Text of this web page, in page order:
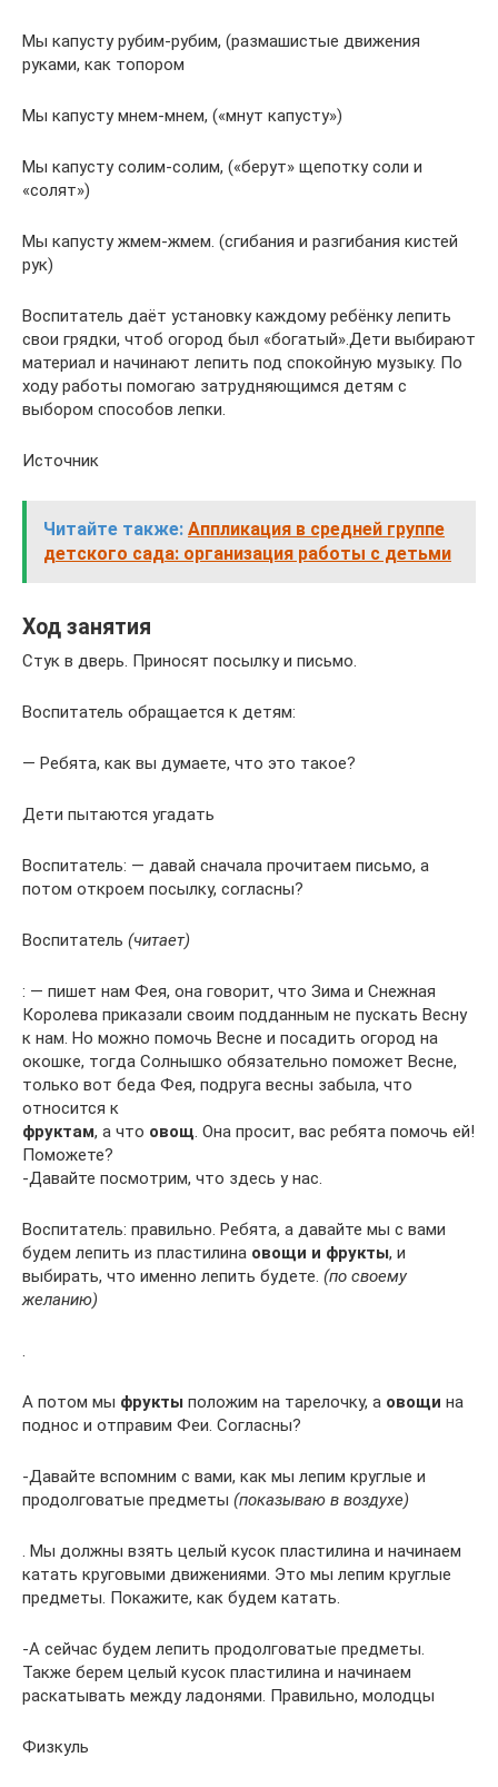
Мы капусту рубим-рубим, (размашистые движения
руками, как топором
Мы капусту мнем-мнем, («мнут капусту»)
Мы капусту солим-солим, («берут» щепотку соли и
«солят»)
Мы капусту жмем-жмем. (сгибания и разгибания кистей
рук)
Воспитатель даёт установку каждому ребёнку лепить
свои грядки, чтоб огород был «богатый».Дети выбирают
материал и начинают лепить под спокойную музыку. По
ходу работы помогаю затрудняющимся детям с
выбором способов лепки.
Источник
Читайте также: Аппликация в средней группе
детского сада: организация работы с детьми
Ход занятия
Стук в дверь. Приносят посылку и письмо.
Воспитатель обращается к детям:
— Ребята, как вы думаете, что это такое?
Дети пытаются угадать
Воспитатель: — давай сначала прочитаем письмо, а
потом откроем посылку, согласны?
Воспитатель (читает)
: — пишет нам Фея, она говорит, что Зима и Снежная
Королева приказали своим подданным не пускать Весну
к нам. Но можно помочь Весне и посадить огород на
окошке, тогда Солнышко обязательно поможет Весне,
только вот беда Фея, подруга весны забыла, что
относится к
фруктам, а что овощ. Она просит, вас ребята помочь ей!
Поможете?
-Давайте посмотрим, что здесь у нас.
Воспитатель: правильно. Ребята, а давайте мы с вами
будем лепить из пластилина овощи и фрукты, и
выбирать, что именно лепить будете. (по своему
желанию)
.
А потом мы фрукты положим на тарелочку, а овощи на
поднос и отправим Феи. Согласны?
-Давайте вспомним с вами, как мы лепим круглые и
продолговатые предметы (показываю в воздухе)
. Мы должны взять целый кусок пластилина и начинаем
катать круговыми движениями. Это мы лепим круглые
предметы. Покажите, как будем катать.
-А сейчас будем лепить продолговатые предметы.
Также берем целый кусок пластилина и начинаем
раскатывать между ладонями. Правильно, молодцы
Физкуль